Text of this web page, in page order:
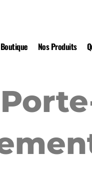
Boutique Nos Produits